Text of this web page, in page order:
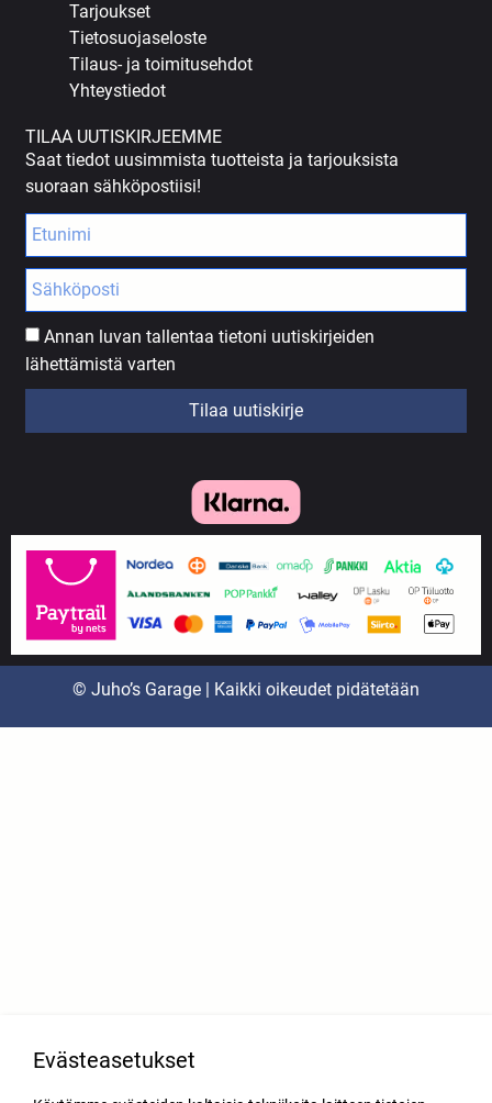
Tarjoukset
Tietosuojaseloste
Tilaus- ja toimitusehdot
Yhteystiedot
TILAA UUTISKIRJEEMME
Saat tiedot uusimmista tuotteista ja tarjouksista
suoraan sähköpostiisi!
Annan luvan tallentaa tietoni uutiskirjeiden
lähettämistä varten
Tilaa uutiskirje
© Juho’s Garage | Kaikki oikeudet pidätetään
Evästeasetukset